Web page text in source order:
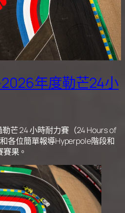
年度勒芒24小
芒 24 小時耐力賽（24 Hours of
各位簡單報導Hyperpole階段和
果。